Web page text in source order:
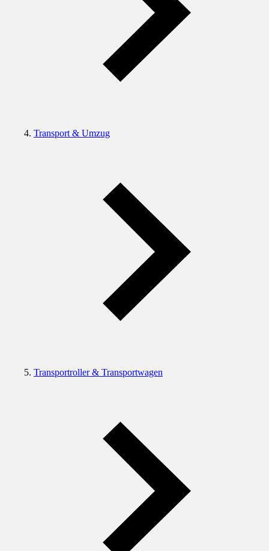
Transport & Umzug
Transportroller & Transportwagen